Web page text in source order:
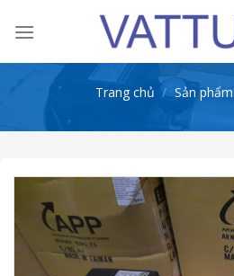
Trang chủ / Sản phẩm